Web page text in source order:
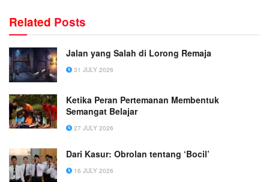
Related Posts
Jalan yang Salah di Lorong Remaja
31 JULY 2026
Ketika Peran Pertemanan Membentuk
Semangat Belajar
27 JULY 2026
Dari Kasur: Obrolan tentang ‘Bocil’
16 JULY 2026